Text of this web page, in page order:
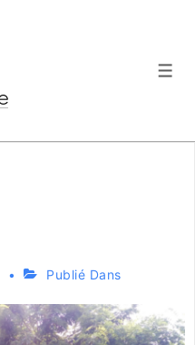
Publié Dans